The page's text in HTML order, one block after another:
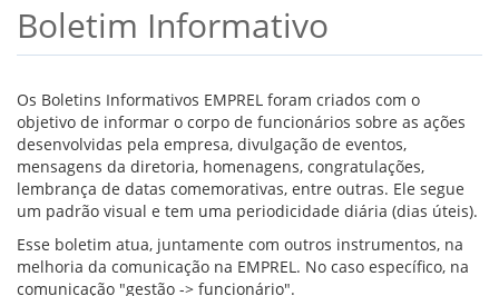
QUEM SOMOS
O QUE É A EMPREL
VÍDEOS
ORGANOGRAMA
CONSELHOS
LOCALIZAÇÃO
GESTORES
GOVERNANÇA
NOTÍCIAS
Boletim Informativo
Os Boletins Informativos EMPREL foram criados com o
objetivo de informar o corpo de funcionários sobre as ações
desenvolvidas pela empresa, divulgação de eventos,
mensagens da diretoria, homenagens, congratulações,
lembrança de datas comemorativas, entre outras. Ele segue
um padrão visual e tem uma periodicidade diária (dias úteis).
Esse boletim atua, juntamente com outros instrumentos, na
melhoria da comunicação na EMPREL. No caso específico, na
comunicação "gestão -> funcionário".